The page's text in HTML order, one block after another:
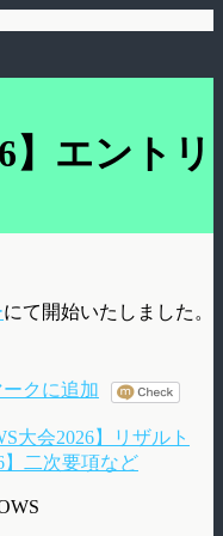
】エントリ
にて開始いたしました。
大会2026】リザルト
】二次要項など